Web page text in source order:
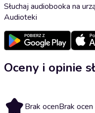
Słuchaj audiobooka na
Audioteki
Oceny i opinie
Brak ocenBrak ocen